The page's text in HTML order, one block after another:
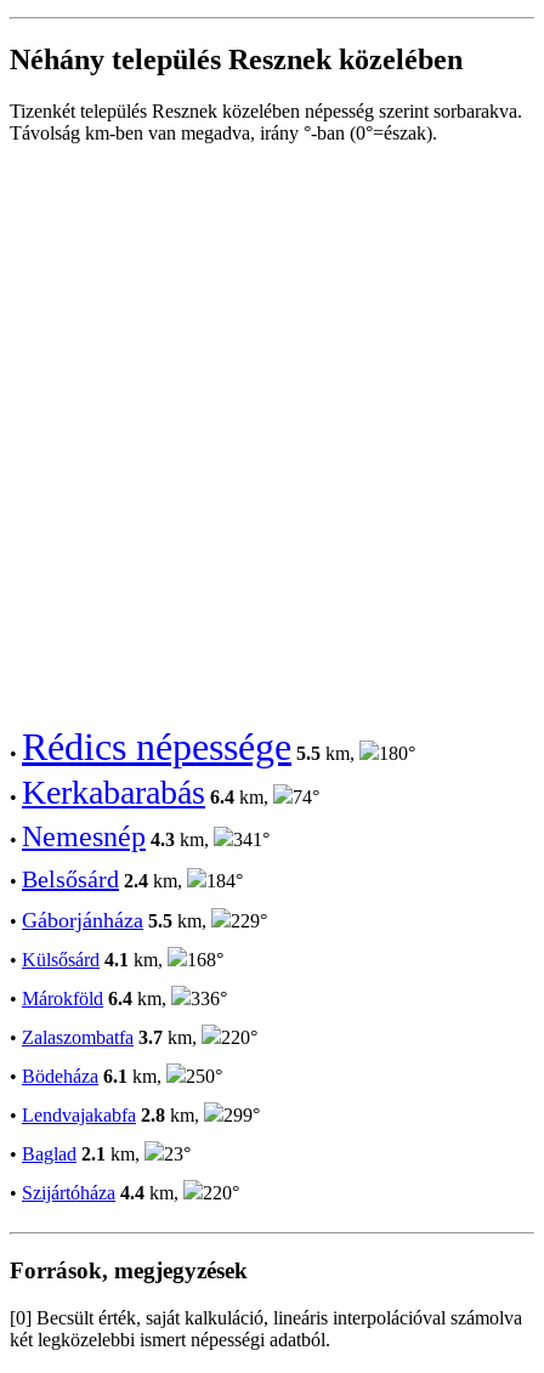
Néhány település Resznek közelében
Tizenkét település Resznek közelében népesség szerint sorbarakva.
Távolság km-ben van megadva, irány °-ban (0°=észak).
• Rédics népessége 5.5 km, 180°
• Kerkabarabás 6.4 km, 74°
• Nemesnép 4.3 km,
341°
• Belsősárd 2.4 km,
184°
• Gáborjánháza 5.5 km,
229°
• Külsősárd 4.1 km,
168°
• Márokföld 6.4 km,
336°
• Zalaszombatfa 3.7 km,
220°
• Bödeháza 6.1 km,
250°
• Lendvajakabfa 2.8 km,
299°
• Baglad 2.1 km,
23°
• Szijártóháza 4.4 km, 220°
Források, megjegyzések
[0] Becsült érték, saját kalkuláció, lineáris interpolációval számolva
két legközelebbi ismert népességi adatból.